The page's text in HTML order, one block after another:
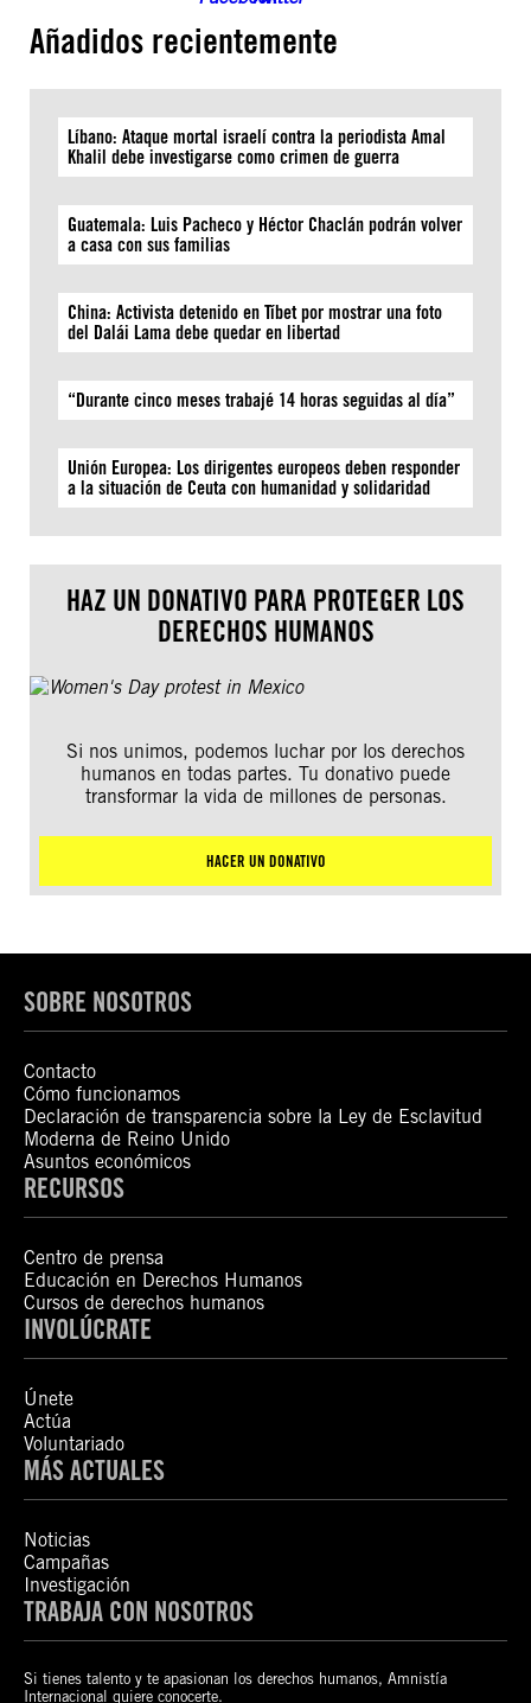
Añadidos recientemente
Líbano: Ataque mortal israelí contra la periodista Amal
Khalil debe investigarse como crimen de guerra
Guatemala: Luis Pacheco y Héctor Chaclán podrán volver
a casa con sus familias
China: Activista detenido en Tíbet por mostrar una foto
del Dalái Lama debe quedar en libertad
“Durante cinco meses trabajé 14 horas seguidas al día”
Unión Europea: Los dirigentes europeos deben responder
a la situación de Ceuta con humanidad y solidaridad
HAZ UN DONATIVO PARA PROTEGER LOS
DERECHOS HUMANOS
Si nos unimos, podemos luchar por los derechos
humanos en todas partes. Tu donativo puede
transformar la vida de millones de personas.
HACER UN DONATIVO
SOBRE NOSOTROS
Contacto
Cómo funcionamos
Declaración de transparencia sobre la Ley de Esclavitud
Moderna de Reino Unido
Asuntos económicos
RECURSOS
Centro de prensa
Educación en Derechos Humanos
Cursos de derechos humanos
INVOLÚCRATE
Únete
Actúa
Voluntariado
MÁS ACTUALES
Noticias
Campañas
Investigación
TRABAJA CON NOSOTROS
Si tienes talento y te apasionan los derechos humanos, Amnistía
Internacional quiere conocerte.